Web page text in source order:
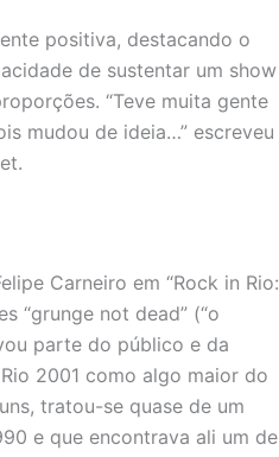
positiva, destacando o
de sustentar um show
“Teve muita gente
mudou de ideia…” escreveu
Carneiro em “Rock in Rio:
“grunge not dead” (“o
parte do público e da
2001 como algo maior do
tratou-se quase de um
e que encontrava ali um de